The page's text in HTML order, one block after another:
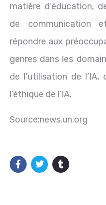
matière d’éducation,
de communication
répondre aux
genres dans les
de l’utilisation de
l’éthique de l’IA.
Source:news.un.org